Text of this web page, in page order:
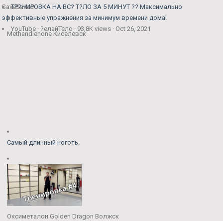
ТР?НИРОВКА НА ВС? Т?ЛО ЗА 5 МИНУТ ?? Максимально
эффективные упражнения за минимум времени дома!
YouTube · ?елайТело · 93,8K views · Oct 26, 2021
SaveSaved
Methandienone Киселевск
Самый длинный ноготь.
Оксиметалон Golden Dragon Волжск